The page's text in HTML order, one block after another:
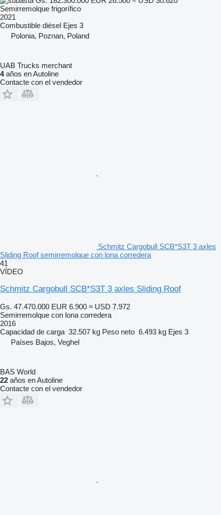
Semirremolque frigorífico
2021
Combustible diésel Ejes 3
Polonia, Poznan, Poland
UAB Trucks merchant
4años en Autoline
Contacte con el vendedor
Schmitz Cargobull SCB*S3T 3 axles
Sliding Roof semirremolque con lona corredera
41
VÍDEO
Schmitz Cargobull SCB*S3T 3 axles Sliding Roof
Gs. 47.470.000 EUR 6.900 ≈ USD 7.972
Semirremolque con lona corredera
2016
Capacidad de carga 32.507 kg Peso neto 6.493 kg Ejes 3
Países Bajos, Veghel
BAS World
22 años en Autoline
Contacte con el vendedor